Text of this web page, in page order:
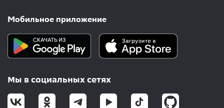
Мобильное приложение
Мы в социальных сетях